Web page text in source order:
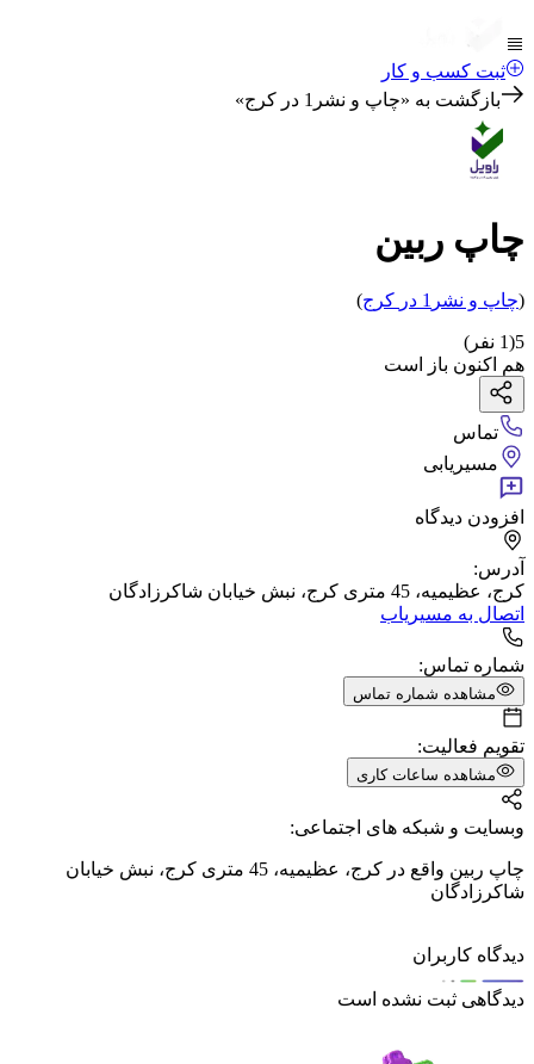
ثبت کسب و کار
بازگشت به «چاپ و نشر1 در کرج »
چاپ ربین
(چاپ و نشر1 در کرج)
5
(
1 نفر)
هم اکنون باز است
تماس
مسیریابی
افزودن دیدگاه
آدرس:
کرج، عظیمیه، 45 متری کرج، نبش خیابان شاکرزادگان
اتصال به مسیریاب
شماره تماس:
مشاهده شماره تماس
تقویم فعالیت:
مشاهده ساعات کاری
وبسایت و شبکه های اجتماعی:
چاپ ربین واقع در کرج، عظیمیه، 45 متری کرج، نبش خیابان
شاکرزادگان
دیدگاه کاربران
دیدگاهی ثبت نشده است